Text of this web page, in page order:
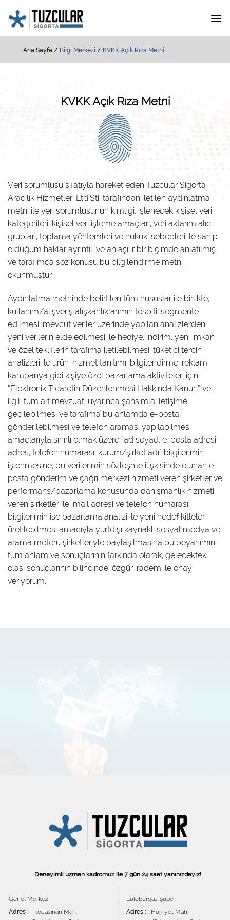
atla
Ana Sayfa/ Bilgi Merkezi / KVKK Açık Rıza Metni
KVKK Açık Rıza Metni
Veri sorumlusu sıfatıyla hareket eden Tuzcular Sigorta
Aracılık Hizmetleri Ltd.Şti. tarafından iletilen aydınlatma
metni ile veri sorumlusunun kimliği, işlenecek kişisel veri
kategorileri, kişisel veri işleme amaçları, veri aktarım alıcı
grupları, toplama yöntemleri ve hukuki sebepleri ile sahip
olduğum haklar ayrıntılı ve anlaşılır bir biçimde anlatılmış
ve tarafımca söz konusu bu bilgilendirme metni
okunmuştur.
Aydınlatma metninde belirtilen tüm hususlar ile birlikte;
kullanım/alışveriş alışkanlıklarımın tespiti, segmente
edilmesi, mevcut veriler üzerinde yapılan analizlerden
yeni verilerin elde edilmesi ile hediye, indirim, yeni imkân
ve özel tekliflerin tarafıma iletilebilmesi, tüketici tercih
analizleri ile ürün-hizmet tanıtımı, bilgilendirme, reklam,
kampanya gibi kişiye özel pazarlama aktiviteleri için
“Elektronik Ticaretin Düzenlenmesi Hakkında Kanun” ve
ilgili tüm alt mevzuatı uyarınca şahsımla iletişime
geçilebilmesi ve tarafıma bu anlamda e-posta
gönderilebilmesi ve telefon araması yapılabilmesi
amaçlarıyla sınırlı olmak üzere “ad soyad, e-posta adresi,
adres, telefon numarası, kurum/şirket adı” bilgilerimin
işlenmesine; bu verilerimin sözleşme ilişkisinde olunan e-
posta gönderim ve çağrı merkezi hizmeti veren şirketler ve
performans/pazarlama konusunda danışmanlık hizmeti
veren şirketler ile; mail adresi ve telefon numarası
bilgilerimin ise pazarlama analizi ile yeni hedef kitleler
üretilebilmesi amacıyla yurtdışı kaynaklı sosyal medya ve
arama motoru şirketleriyle paylaşılmasına bu beyanımın
tüm anlam ve sonuçlarının farkında olarak, gelecekteki
olası sonuçlarının bilincinde, özgür iradem ile onay
veriyorum.
haberdar olmak ister misiniz?
Deneyimli uzman kadromuz ile 7 gün 24 saat yanınızdayız!
Genel Merkez
Adres : Kocasinan Mah.
Lüleburgaz Şube
Adres :
Hürriyet Mah.